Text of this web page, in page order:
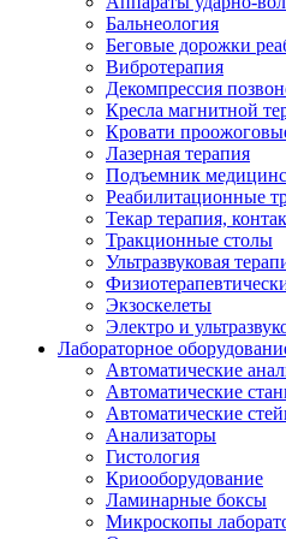
Бальнеология
Беговые дорожки
Вибротерапия
Декомпрессия
Кресла магнитной
Кровати
Лазерная терапия
Подъемник
Реабилитационные
Текар терапия,
Тракционные столы
Ультразвуковая
Экзоскелеты
Электро и
Лабораторное
Автоматические
Автоматические
Автоматические
Анализаторы
Гистология
Криооборудование
Ламинарные боксы
Микроскопы